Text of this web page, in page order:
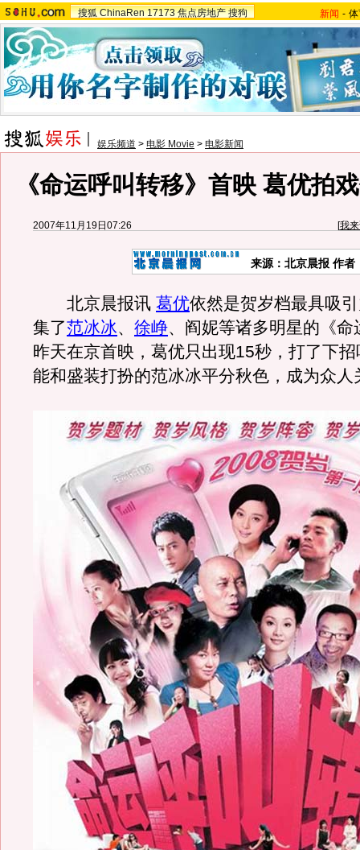
搜狐 ChinaRen 17173 焦点房地产 搜狗 新闻 -
娱乐频道 > 电影 Movie > 电影新闻
《命运呼叫转移》首映 葛优拍
2007年11月19日07:26 [我
来源：北京晨报 作者
北京晨报讯 葛优依然是贺岁档最具吸
集了范冰冰、 徐峥、阎妮等诸多明星的《命
昨天在京首映，葛优只出现15秒，打了下
能和盛装打扮的范冰冰平分秋色，成为众人